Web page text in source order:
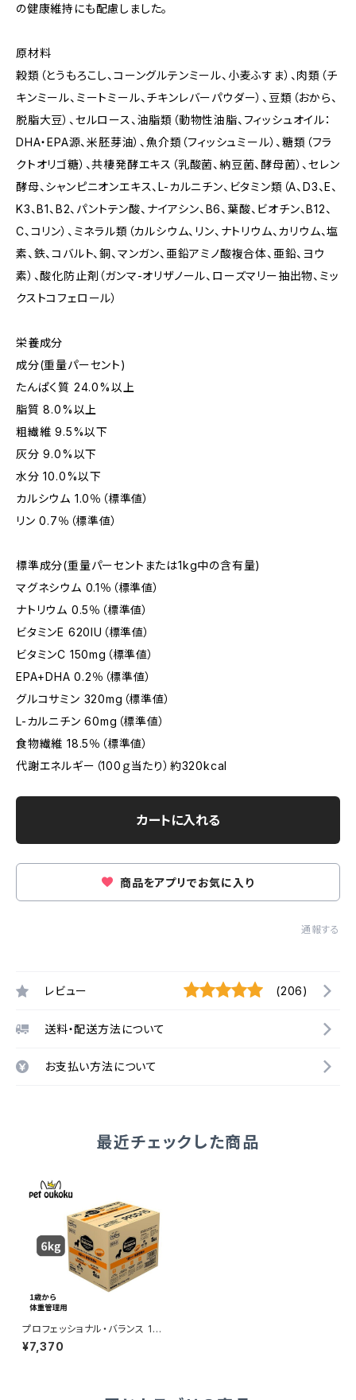
の健康維持にも配慮しました。
原材料
穀類（とうもろこし、コーングルテンミール、小麦ふすま）、肉類（チ
キンミール、ミートミール、チキンレバーパウダー）、豆類（おから、
脱脂大豆）、セルロース、油脂類（動物性油脂、フィッシュオイル：
DHA・EPA源、米胚芽油）、魚介類（フィッシュミール）、糖類（フラ
クトオリゴ糖）、共棲発酵エキス（乳酸菌、納豆菌、酵母菌）、セレン
酵母、シャンピニオンエキス、L-カルニチン、ビタミン類（A、D3、E、
K3、B1、B2、パントテン酸、ナイアシン、B6、葉酸、ビオチン、B12、
C、コリン）、ミネラル類（カルシウム、リン、ナトリウム、カリウム、塩
素、鉄、コバルト、銅、マンガン、亜鉛アミノ酸複合体、亜鉛、ヨウ
素）、酸化防止剤（ガンマ-オリザノール、ローズマリー抽出物、ミッ
クストコフェロール）
栄養成分
成分(重量パーセント)
たんぱく質 24.0%以上
脂質 8.0%以上
粗繊維 9.5%以下
灰分 9.0%以下
水分 10.0%以下
カルシウム 1.0％（標準値）
リン 0.7％（標準値）
標準成分(重量パーセントまたは1kg中の含有量)
マグネシウム 0.1％（標準値）
ナトリウム 0.5％（標準値）
ビタミンE 620IU（標準値）
ビタミンC 150mg（標準値）
EPA+DHA 0.2％（標準値）
グルコサミン 320mg（標準値）
L-カルニチン 60mg（標準値）
食物繊維 18.5％（標準値）
代謝エネルギー（100ｇ当たり）約320kcal
カートに入れる
商品をアプリでお気に入り
通報する
レビュー (206)
送料・配送方法について
お支払い方法について
最近チェックした商品
プロフェッショナル・バランス 1歳
から成犬用 体重管理 6kg
¥7,370